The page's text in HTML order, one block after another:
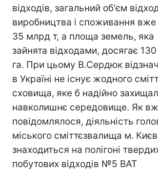
відходів, загальний об'єм
виробництва і споживання вже
35 млрд т, а площа земель, яка
зайнята відходами, досягає
га. При цьому В.Сердюк
в Україні не існує жодного
сховища, яке б надійно
навколишнє середовище. Як
повідомлялося, діяльність
міського сміттєзвалища м.
знаходиться на полігоні
побутових відходів №5 ВАТ